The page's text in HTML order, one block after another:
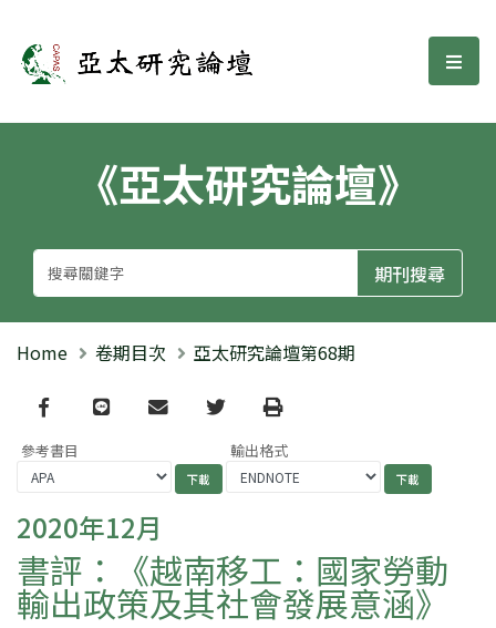
亞太研究論壇 選
《亞太研究論壇》
Home 卷期目次 亞太研究論壇第68期
Facebook
line email TwitterPrint
參考書目 輸出格式
2020年12月
書評：《越南移工：國家勞動
輸出政策及其社會發展意涵》